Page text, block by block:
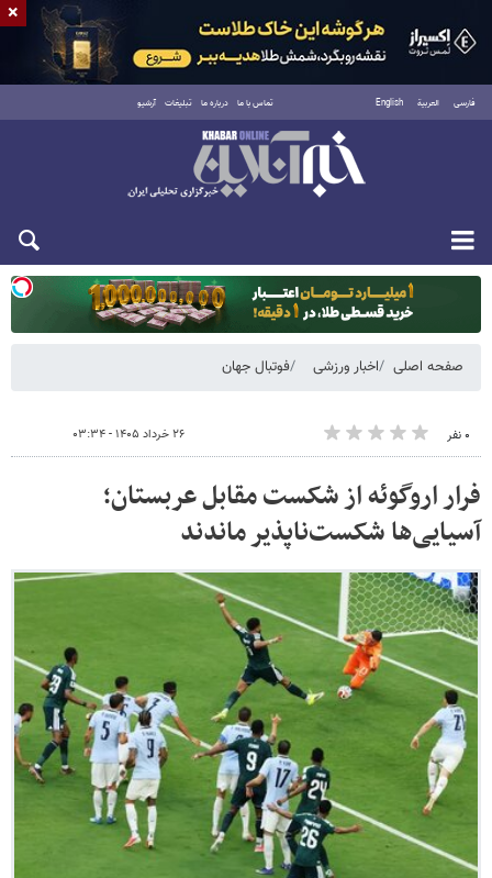
فارسی العربية English تماس با ما درباره ما تبلیغات آرشیو
دوشنبه ۱۹ مرداد ۱۴۰۵
صفحه اصلی اخبار ورزشی فوتبال جهان
۰ نفر ۲۶ خرداد ۱۴۰۵ - ۰۳:۳۴
فرار اروگوئه از شکست مقابل عربستان؛
آسیایی‌ها شکست‌ناپذیر ماندند
×